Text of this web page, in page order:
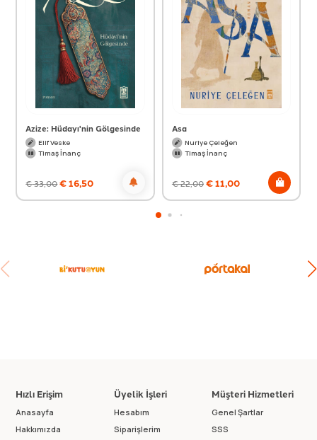
Azize: Hüdayı'nin Gölgesinde
Elif Veske
Timaş İnanç
€33,00€16,50
Asa
Nuriye Çeleğen
Timaş İnanç
€22,00€11,00
Hızlı Erişim
Anasayfa
Hakkımızda
Üyelik İşleri
Hesabım
Siparişlerim
Müşteri Hizmetleri
Genel Şartlar
SSS